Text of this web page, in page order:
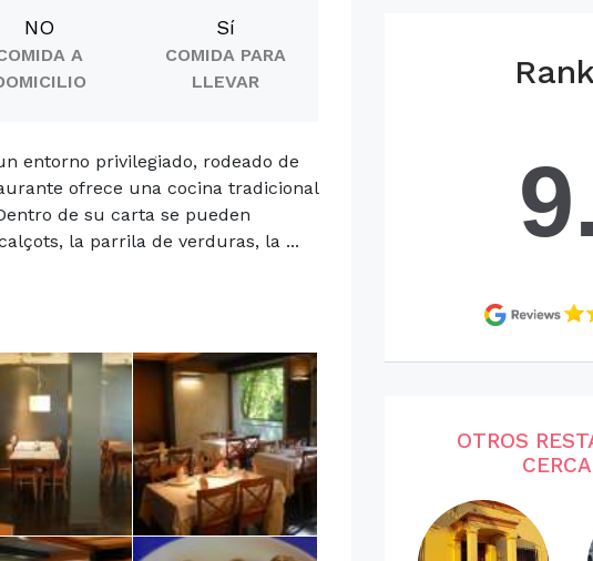
NO
A
Sí
COMIDA PARA
LLEVAR
entorno privilegiado, rodeado de
ofrece una cocina tradicional
de su carta se pueden
la parrila de verduras, la ...
OTROS